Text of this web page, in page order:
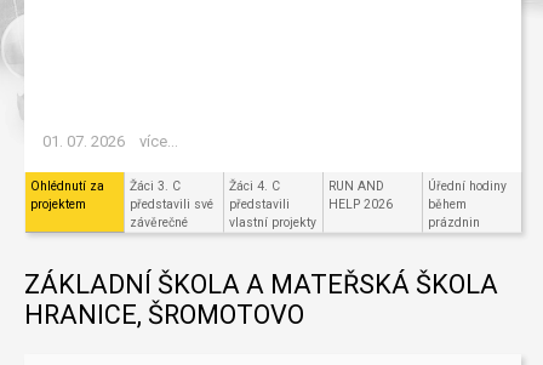
Ohlédnutí za
projektem
Žáci 3. C
představili své
závěrečné
projekty v
Žáci 4. C
představili
vlastní projekty
ve Scratchi
RUN AND
HELP 2026
Úřední hodiny
během
prázdnin
01. 07. 2026 více...
ZÁKLADNÍ ŠKOLA A MATEŘSKÁ ŠKOLA
HRANICE, ŠROMOTOVO